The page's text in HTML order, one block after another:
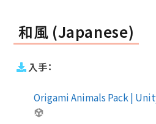
和風 (Japanese)
入手：
Origami Animals Pack |